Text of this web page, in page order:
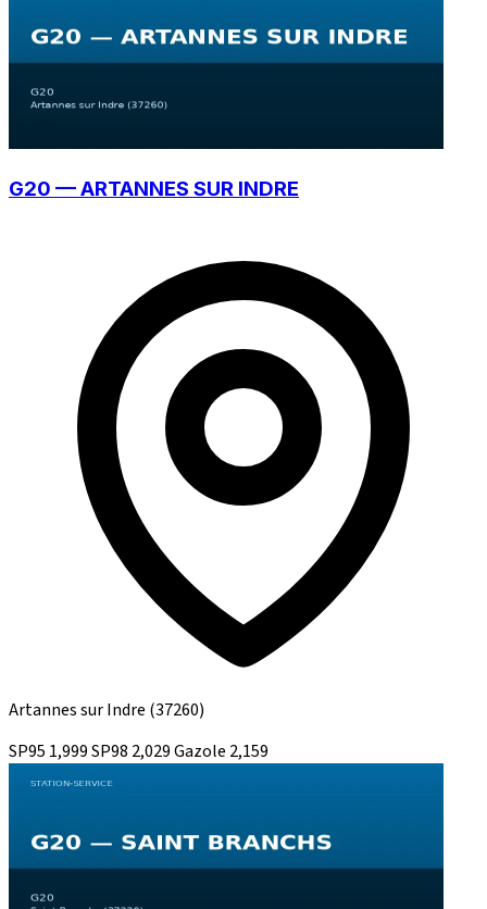
G20 — ARTANNES SUR INDRE
Artannes sur Indre (37260)
SP95 1,999SP98 2,029Gazole 2,159